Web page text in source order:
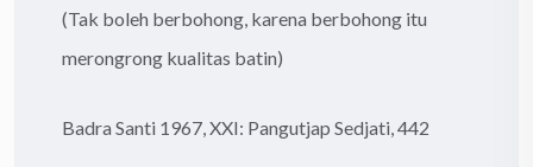
(Tak boleh berbohong, karena berbohong itu
merongrong kualitas batin)
Badra Santi 1967, XXI: Pangutjap Sedjati, 442